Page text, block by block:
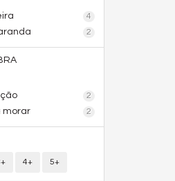
4
2
2
morar 2
4+ 5+